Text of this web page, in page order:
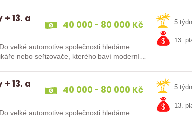
13. a
40 000 - 80 000 Kč
velké automotive společnosti hledáme
nebo seřizovače, kterého baví moderní…
5
13.
13. a
40 000 - 80 000 Kč
velké automotive společnosti hledáme
5
13.